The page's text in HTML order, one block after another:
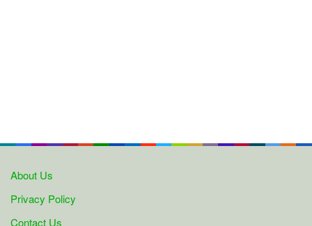
About Us
Privacy Policy
Contact Us